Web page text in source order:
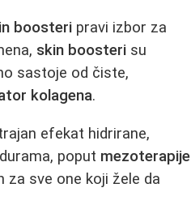
boosteri pravi izbor za
skin boosteri su
sastoje od čiste,
kolagena.
efekat hidrirane,
poput mezoterapije
za sve one koji žele da